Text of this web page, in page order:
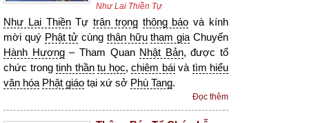
Như Lai Thiền Tự
Như Lai ThiềnTựtrân trọng thông báo và kính
mời quý Phật tử cùng thân hữu tham gia Chuyến
Hành Hương– Tham Quan Nhật Bản, được tổ
chức trong tinh thần tu học, chiêm báivà tìm hiểu
văn hóa Phật giáo tại xứ sở Phù Tang.
Đọc thêm